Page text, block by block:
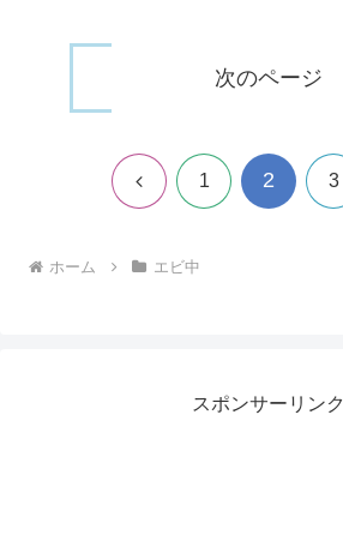
次のページ
前 1 2 3
ホーム エビ中
スポンサーリンク